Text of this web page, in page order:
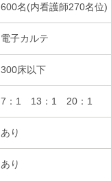
600名(内看護師270名位)
電子カルテ
300床以下
7：1 13：1 20：1
あり
あり